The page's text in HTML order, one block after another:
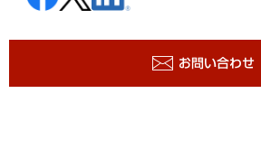
お問い合わせ